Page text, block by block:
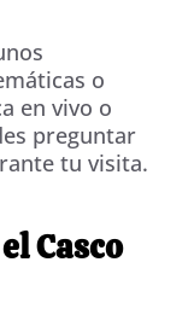
o
en vivo o
preguntar
tu visita.
Casco